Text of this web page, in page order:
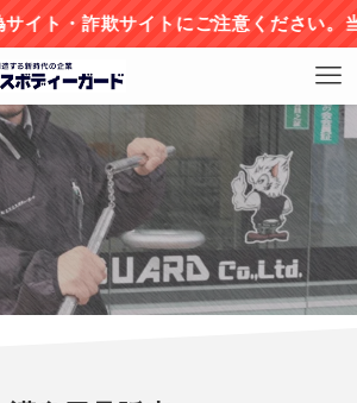
欺サイトにご注意ください。当社情報